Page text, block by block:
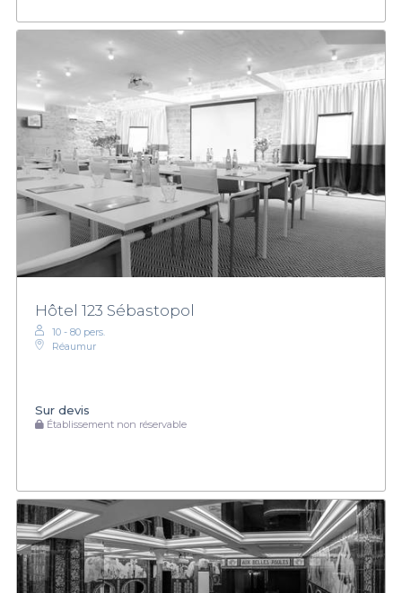
Hôtel 123 Sébastopol
10 - 80 pers.
Réaumur
Sur devis
Établissement non réservable